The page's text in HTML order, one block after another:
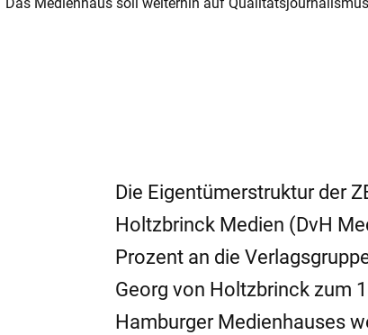
Die Eigentümerstruktur der
Holtzbrinck Medien (DvH
Prozent an die
Georg von Holtzbrinck zum
Hamburger Medienhauses